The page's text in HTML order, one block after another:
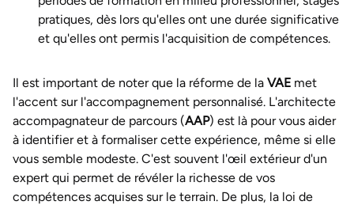
pratiques, dès lors qu'elles ont une durée significative
et qu'elles ont permis l'acquisition de compétences.
Il est important de noter que la réforme de la VAE met
l'accent sur l'accompagnement personnalisé. L'architecte
accompagnateur de parcours (AAP) est là pour vous aider
à identifier et à formaliser cette expérience, même si elle
vous semble modeste. C'est souvent l'œil extérieur d'un
expert qui permet de révéler la richesse de vos
compétences acquises sur le terrain. De plus, la loi de